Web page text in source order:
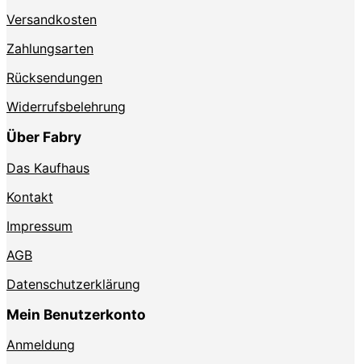
Versandkosten
Zahlungsarten
Rücksendungen
Widerrufsbelehrung
Über Fabry
Das Kaufhaus
Kontakt
Impressum
AGB
Datenschutzerklärung
Mein Benutzerkonto
Anmeldung